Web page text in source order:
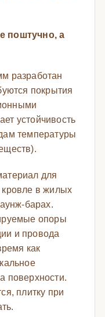
поштучно, а
разработан
покрытия
устойчивость
температуры
для
кровле в жилых
барах.
опоры
и провода
как
поверхности.
плитку при